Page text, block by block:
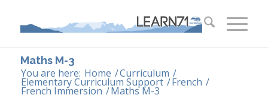
Maths M-3
You are here: Home /Curriculum /
Elementary Curriculum Support /French /
French Immersion /Maths M-3